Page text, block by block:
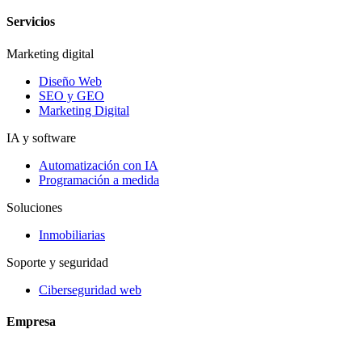
Servicios
Marketing digital
Diseño Web
SEO y GEO
Marketing Digital
IA y software
Automatización con IA
Programación a medida
Soluciones
Inmobiliarias
Soporte y seguridad
Ciberseguridad web
Empresa